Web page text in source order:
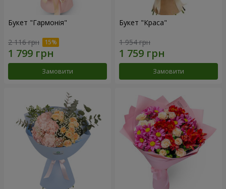
Букет "Гармонія"
2 116 грн
Замовити
Букет "Краса"
1 954 грн
Замовити